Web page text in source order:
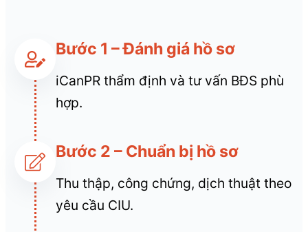
Bước 1 – Đánh giá hồ sơ
iCanPR thẩm định và tư vấn BĐS phù
hợp.
Bước 2 – Chuẩn bị hồ sơ
Thu thập, công chứng, dịch thuật theo
yêu cầu CIU.